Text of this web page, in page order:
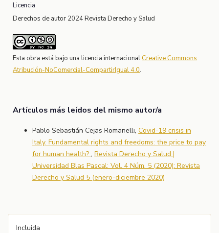
Licencia
Derechos de autor 2024 Revista Derecho y Salud
Esta obra está bajo una licencia internacional Creative Commons
Atribución-NoComercial-CompartirIgual 4.0.
Artículos más leídos del mismo autor/a
Pablo Sebastián Cejas Romanelli, Covid-19 crisis in
Italy. Fundamental rights and freedoms: the price to pay
for human health? , Revista Derecho y Salud |
Universidad Blas Pascal: Vol. 4 Núm. 5 (2020): Revista
Derecho y Salud 5 (enero-diciembre 2020)
Incluida